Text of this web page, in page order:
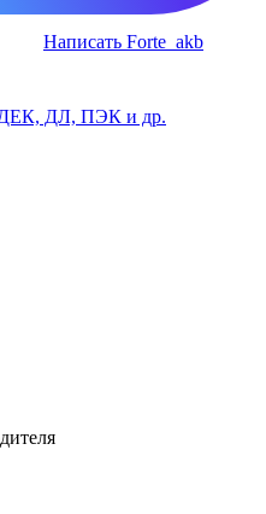
Написать Forte_akb
ДЛ, ПЭК и др.